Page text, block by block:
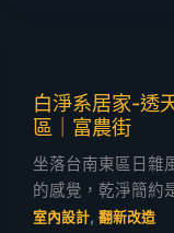
白淨系居家-透
區｜富農街
坐落台南東區日雜
的感覺，乾淨簡約
室內設計, 翻新改造